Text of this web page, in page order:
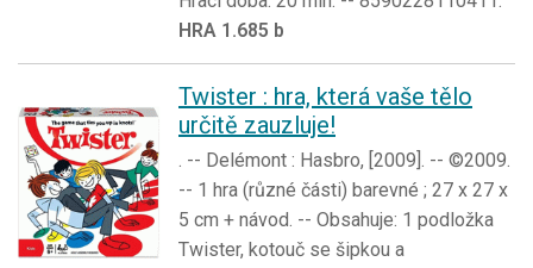
HRA 1.685 b
Twister : hra, která vaše tělo
určitě zauzluje!
. -- Delémont : Hasbro, [2009]. -- ©2009.
-- 1 hra (různé části) barevné ; 27 x 27 x
5 cm + návod. -- Obsahuje: 1 podložka
Twister, kotouč se šipkou a